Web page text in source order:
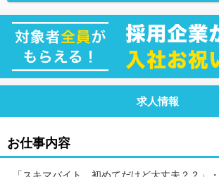
求人情報
お仕事内容
「スキマバイト、初めてだけど大丈夫？？」